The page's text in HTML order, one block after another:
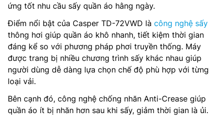
ứng tốt nhu cầu sấy quần áo hằng ngày.
Điểm nổi bật của Casper TD-72VWD là công nghệ sấy
thông hơi giúp quần áo khô nhanh, tiết kiệm thời gian
đáng kể so với phương pháp phơi truyền thống. Máy
được trang bị nhiều chương trình sấy khác nhau giúp
người dùng dễ dàng lựa chọn chế độ phù hợp với từng
loại vải.
Bên cạnh đó, công nghệ chống nhăn Anti-Crease giúp
quần áo ít bị nhăn hơn sau khi sấy, giảm thời gian là ủi.